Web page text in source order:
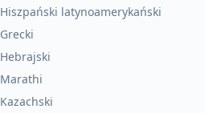
Hiszpański latynoamerykański
Grecki
Hebrajski
Marathi
Kazachski